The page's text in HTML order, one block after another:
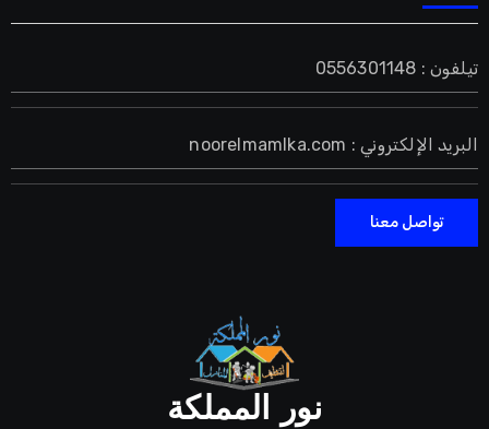
تيلفون : 0556301148
البريد الإلكتروني : noorelmamlka.com
تواصل معنا
نور المملكة